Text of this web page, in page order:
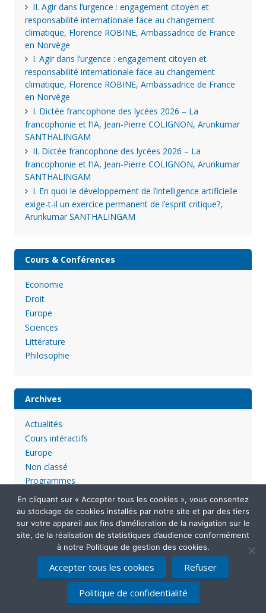
II. Agir dans l’urgence : engagement citoyen et
responsabilité internationale face au changement
climatique, Florence ROBINE, Ambassadrice de France
en Norvège
I. Agir dans l’urgence : engagement citoyen et
responsabilité internationale face au changement
climatique, Florence ROBINE, Ambassadrice de France
en Norvège
I. Dictée francophone des lycées 2026 – La
francophonie et l’IA, Jean-Pierre COLIGNON, Arunkumar
SANTHALINGAM
II. Dictée francophone des lycées 2026 – La
francophonie et l’IA, Jean-Pierre COLIGNON, Arunkumar
SANTHALINGAM
I. En quoi le développement de l’intelligence artificielle
exige-t-il un exercice permanent de l’esprit critique?,
Arunkumar SANTHALINGAM
Cours & Conférences
Economie
Droit
Europe
Sciences
Littérature
Philosophie
Archives
Actualités
Cours intéractifs
Europe
Non classé
Programmes
Mentions légales
Politique de confidentialité
Contactez-nous
En cliquant sur « Accepter tous les cookies », vous consentez
au stockage de cookies installés par notre site et par des tiers
sur votre appareil aux fins d’amélioration de la navigation sur le
site, de la réalisation de statistiques d’audience conformément
à notre Politique de gestion des cookies.
Accepter tous les cookies Refuser
Politique de confidentialité